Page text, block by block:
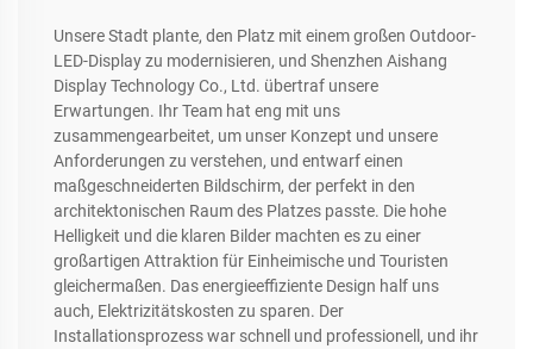
Unsere Stadt plante, den Platz mit einem großen Outdoor-
LED-Display zu modernisieren, und Shenzhen Aishang
Display Technology Co., Ltd. übertraf unsere
Erwartungen. Ihr Team hat eng mit uns
zusammengearbeitet, um unser Konzept und unsere
Anforderungen zu verstehen, und entwarf einen
maßgeschneiderten Bildschirm, der perfekt in den
architektonischen Raum des Platzes passte. Die hohe
Helligkeit und die klaren Bilder machten es zu einer
großartigen Attraktion für Einheimische und Touristen
gleichermaßen. Das energieeffiziente Design half uns
auch, Elektrizitätskosten zu sparen. Der
Installationsprozess war schnell und professionell, und ihr